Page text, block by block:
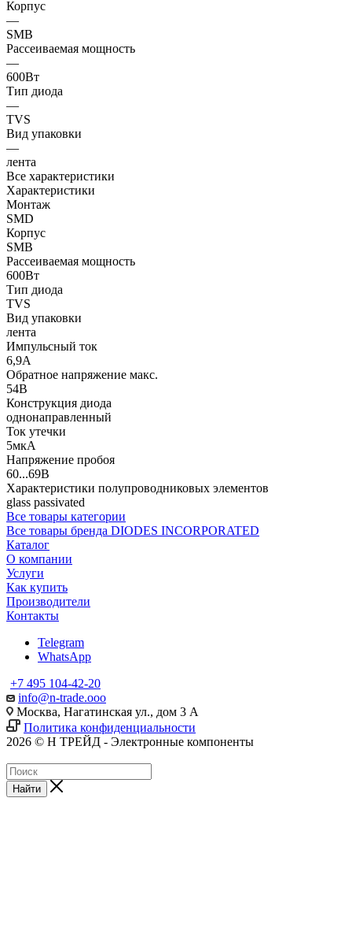
Корпус
—
SMB
Рассеиваемая мощность
—
600Вт
Тип диода
—
TVS
Вид упаковки
—
лента
Все характеристики
Характеристики
Монтаж
SMD
Корпус
SMB
Рассеиваемая мощность
600Вт
Тип диода
TVS
Вид упаковки
лента
Импульсный ток
6,9А
Обратное напряжение макс.
54В
Конструкция диода
однонаправленный
Ток утечки
5мкА
Напряжение пробоя
60...69В
Характеристики полупроводниковых элементов
glass passivated
Все товары категории
Все товары бренда DIODES INCORPORATED
Каталог
О компании
Услуги
Как купить
Производители
Контакты
Telegram
WhatsApp
+7 495 104-42-20
info@n-trade.ooo
Москва, Нагатинская ул., дом 3 А
Политика конфиденциальности
2026 © Н ТРЕЙД - Электронные компоненты
Найти